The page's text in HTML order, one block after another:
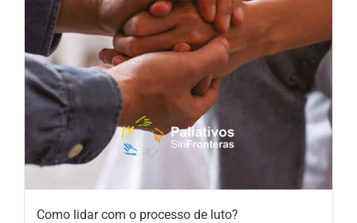
Como lidar com o processo de luto?